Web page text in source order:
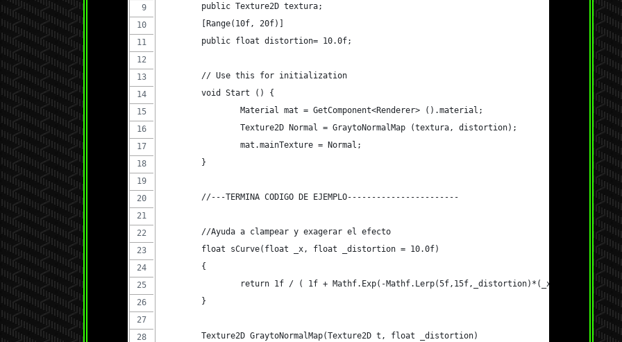
	public Texture2D textura;
	[Range(10f, 20f)]
	public float distortion= 10.0f;
	// Use this for initialization
	void Start () {
		Material mat = GetComponent<Renderer> ().material;
		Texture2D Normal = GraytoNormalMap (textura, distortion);
		mat.mainTexture = Normal;
	}
	//---TERMINA CODIGO DE EJEMPLO-----------------------
	//Ayuda a clampear y exagerar el efecto
	float sCurve(float _x, float _distortion = 10.0f)
	{
		return 1f / ( 1f + Mathf.Exp(-Mathf.Lerp(5f,15f,_distortion)*(_x-0.5f)));
	}
	Texture2D GraytoNormalMap(Texture2D t, float _distortion)